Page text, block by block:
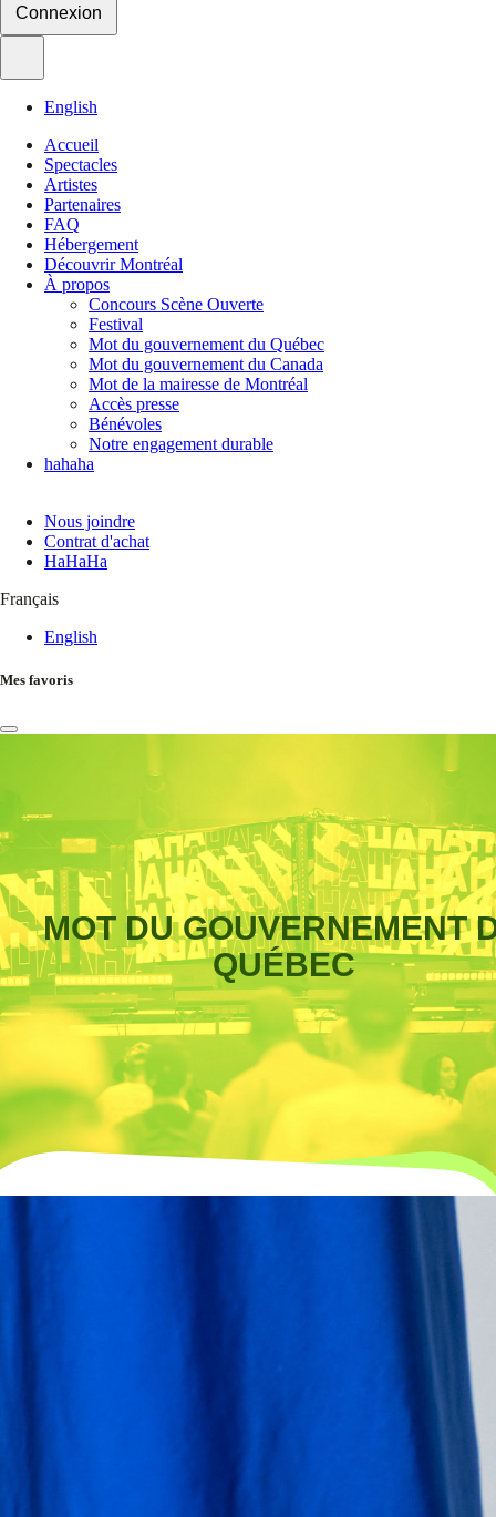
Connexion
English
Accueil
Spectacles
Artistes
Partenaires
FAQ
Hébergement
Découvrir Montréal
À propos
Concours Scène Ouverte
Festival
Mot du gouvernement du Québec
Mot du gouvernement du Canada
Mot de la mairesse de Montréal
Accès presse
Bénévoles
Notre engagement durable
hahaha
Nous joindre
Contrat d'achat
HaHaHa
Français
English
Mes favoris
MOT DU GOUVERNEMENT
QUÉBEC